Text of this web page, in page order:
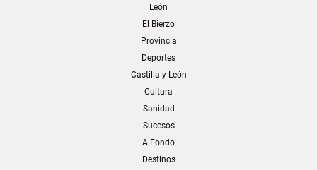
León
El Bierzo
Provincia
Deportes
Castilla y León
Cultura
Sanidad
Sucesos
A Fondo
Destinos